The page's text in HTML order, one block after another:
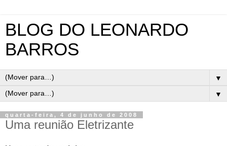
BLOG DO LEONARDO
BARROS
▼
▼
quarta-feira, 4 de junho de 2008
Uma reunião Eletrizante